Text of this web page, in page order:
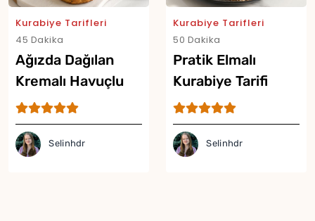
Kurabiye Tarifleri
45 Dakika
Ağızda Dağılan
Kremalı Havuçlu
Kurabiye Tarifi
Selinhdr
Kurabiye Tarifleri
50 Dakika
Pratik Elmalı
Kurabiye Tarifi
Selinhdr